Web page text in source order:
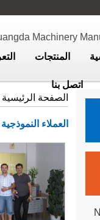
Machinery
المنتجات
اتصل بنا
الصفحة الرئيسية
العملاء النموذجية